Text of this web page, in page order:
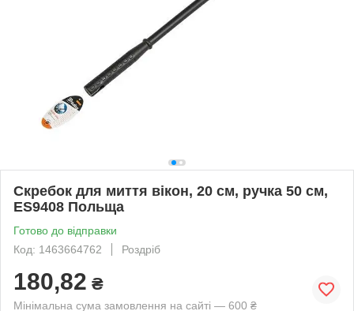
Скребок для миття вікон, 20 см, ручка 50 см,
ES9408 Польща
Готово до відправки
Код: 1463664762
Роздріб
180,82 ₴
Мінімальна сума замовлення на сайті — 600 ₴